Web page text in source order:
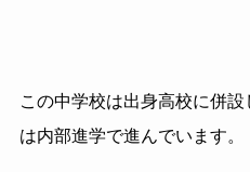
この中学校は出身高校に併
は内部進学で進んでいます。